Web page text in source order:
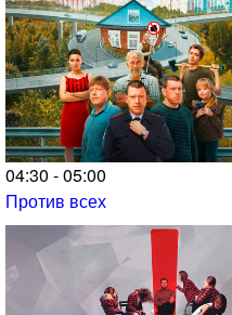
04:30 - 05:00
Против всех